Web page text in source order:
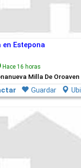
Estepona
Hace 16 horas
Milla De Oroaven
Guardar